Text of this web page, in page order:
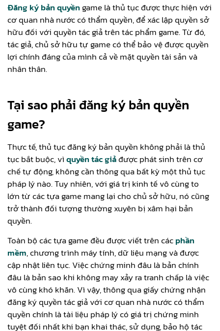
Đăng ký bản quyềngame là thủ tục được thực hiện với
cơ quan nhà nước có thẩm quyền, để xác lập quyền sở
hữu đối với quyền tác giả trên tác phẩm game. Từ đó,
tác giả, chủ sở hữu tự game có thể bảo vệ được quyền
lợi chính đáng của mình cả về mặt quyền tài sản và
nhân thân.
Tại sao phải đăng ký bản quyền
game?
Thực tế, thủ tục đăng ký bản quyền không phải là thủ
tục bắt buộc, vìquyền tác giảđược phát sinh trên cơ
chế tự động, không cần thông qua bất kỳ một thủ tục
pháp lý nào. Tuy nhiên, với giá trị kinh tế vô cùng to
lớn từ các tựa game mang lại cho chủ sở hữu, nó cũng
trở thành đối tượng thường xuyên bị xâm hại bản
quyền.
Toàn bộ các tựa game đều được viết trên cácphần
mềm, chương trình máy tính, dữ liệu mạng và được
cập nhật liên tục. Việc chứng minh đâu là bản chính
đâu là bản sao khi không may xảy ra tranh chấp là việc
vô cùng khó khăn. Vì vậy, thông qua giấy chứng nhận
đăng ký quyền tác giả với cơ quan nhà nước có thẩm
quyền chính là tài liệu pháp lý có giá trị chứng minh
tuyệt đối nhất khi bạn khai thác, sử dụng, bảo hộ tác